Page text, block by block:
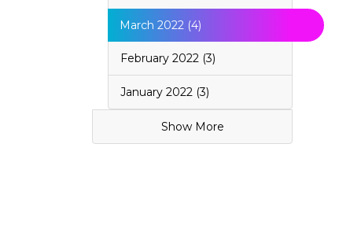
March 2022 (4)
February 2022 (3)
January 2022 (3)
Show More